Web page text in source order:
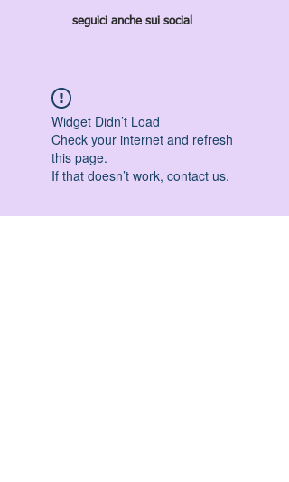
seguici anche sui social
Widget Didn’t Load
Check your internet and refresh
this page.
If that doesn’t work, contact us.